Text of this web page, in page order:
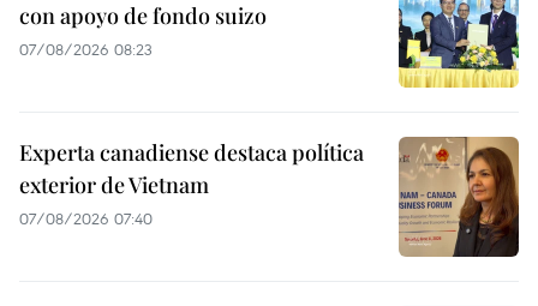
con apoyo de fondo suizo
07/08/2026 08:23
Experta canadiense destaca política
exterior de Vietnam
07/08/2026 07:40